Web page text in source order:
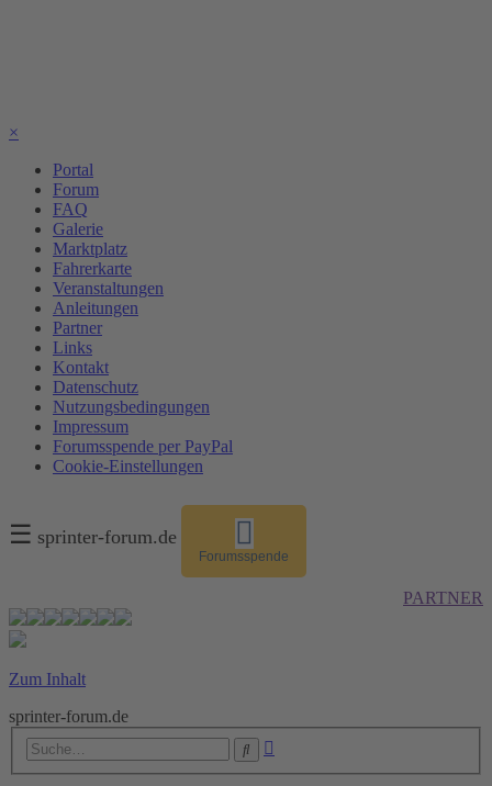
×
Portal
Forum
FAQ
Galerie
Marktplatz
Fahrerkarte
Veranstaltungen
Anleitungen
Partner
Links
Kontakt
Datenschutz
Nutzungsbedingungen
Impressum
Forumsspende per PayPal
Cookie-Einstellungen
☰ sprinter-forum.de
Forumsspende
PARTNER
Zum Inhalt
sprinter-forum.de
Suche